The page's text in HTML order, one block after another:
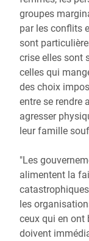
groupes
par les conflits
sont
crise elles sont
celles qui
des choix
entre se rendre
agresser
leur famille
"Les
alimentent la
les
ceux qui en ont
doivent